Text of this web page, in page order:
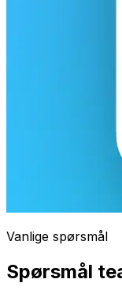
Vanlige spørsmål
Spørsmål